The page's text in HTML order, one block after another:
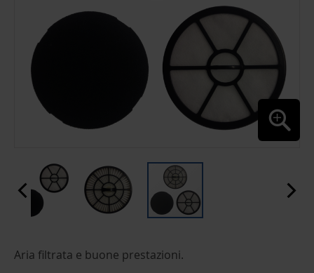
TO
Aria filtrata e buone prestazioni.